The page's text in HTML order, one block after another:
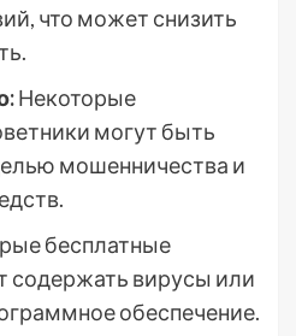
что может снизить
Некоторые
могут быть
мошенничества и
бесплатные
содержать вирусы или
обеспечение.